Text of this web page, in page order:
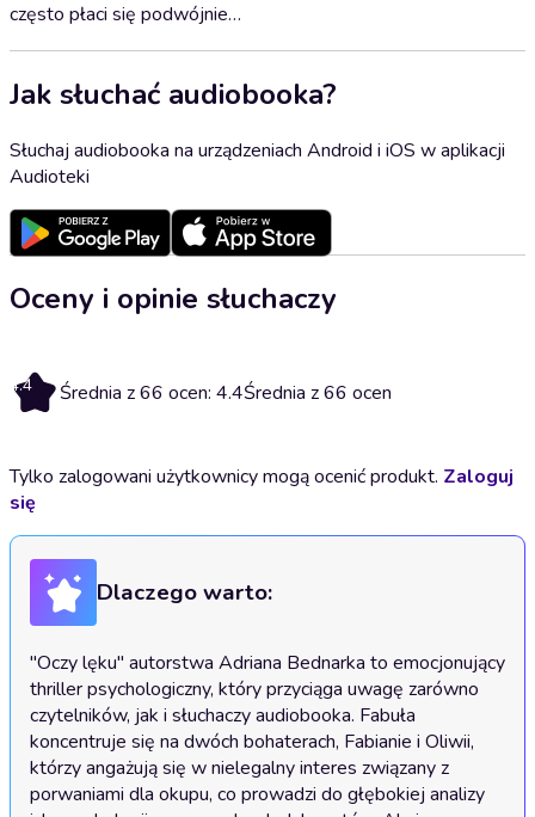
często płaci się podwójnie…
Jak słuchać audiobooka?
Słuchaj audiobooka na urządzeniach Android i iOS w aplikacji
Audioteki
Oceny i opinie słuchaczy
4.4 Średnia z 66 ocen: 4.4Średnia z 66 ocen
Tylko zalogowani użytkownicy mogą ocenić produkt. Zaloguj
się
Dlaczego warto:
"Oczy lęku" autorstwa Adriana Bednarka to emocjonujący
thriller psychologiczny, który przyciąga uwagę zarówno
czytelników, jak i słuchaczy audiobooka. Fabuła
koncentruje się na dwóch bohaterach, Fabianie i Oliwii,
którzy angażują się w nielegalny interes związany z
porwaniami dla okupu, co prowadzi do głębokiej analizy